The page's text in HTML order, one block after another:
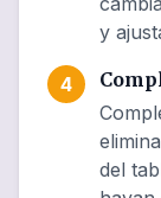
y
4
del